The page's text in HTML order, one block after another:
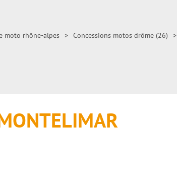
moto rhône-alpes > Concessions motos drôme (26) >